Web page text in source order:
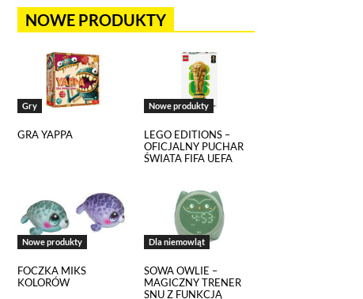
NOWE PRODUKTY
Gry
GRA YAPPA
Nowe produkty
LEGO EDITIONS –
OFICJALNY PUCHAR
ŚWIATA FIFA UEFA
Nowe produkty
FOCZKA MIKS
KOLORÓW
Dla niemowląt
SOWA OWLIE –
MAGICZNY TRENER
SNU Z FUNKCJĄ